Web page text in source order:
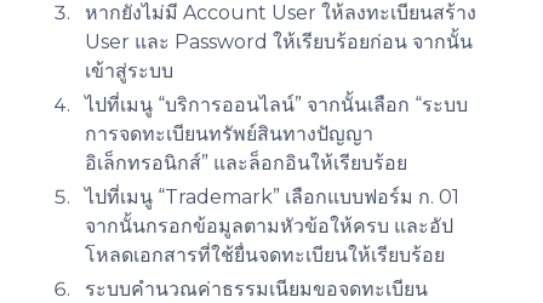
หากยังไม่มี Account User ให้ลงทะเบียนสร้าง
User และ Password ให้เรียบร้อยก่อน จากนั้น
เข้าสู่ระบบ
ไปที่เมนู “บริการออนไลน์” จากนั้นเลือก “ระบบ
การจดทะเบียนทรัพย์สินทางปัญญา
อิเล็กทรอนิกส์” และล็อกอินให้เรียบร้อย
ไปที่เมนู “Trademark” เลือกแบบฟอร์ม ก. 01
จากนั้นกรอกข้อมูลตามหัวข้อให้ครบ และอัป
โหลดเอกสารที่ใช้ยื่นจดทะเบียนให้เรียบร้อย
ระบบคำนวณค่าธรรมเนียมขอจดทะเบียน